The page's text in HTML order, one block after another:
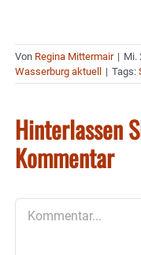
Von Regina Mittermair | Mi.
Wasserburg aktuell
| Tags:
Hinterlassen
Kommentar